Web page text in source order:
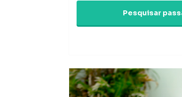
Pesquisar